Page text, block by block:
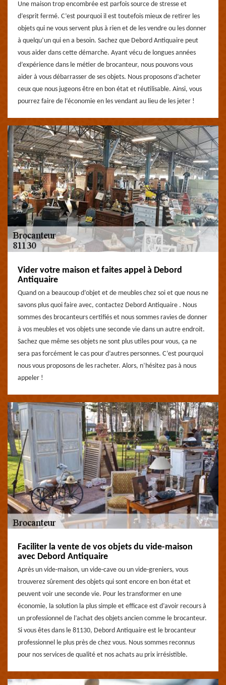
Une maison trop encombrée est parfois source de stresse et
d’esprit fermé. C’est pourquoi il est toutefois mieux de retirer les
objets qui ne vous servent plus à rien et de les vendre ou les donner
à quelqu’un qui en a besoin. Sachez que Debord Antiquaire peut
vous aider dans cette démarche. Ayant vécu de longues années
d’expérience dans le métier de brocanteur, nous pouvons vous
aider à vous débarrasser de ses objets. Nous proposons d’acheter
ceux que nous jugeons être en bon état et réutilisable. Ainsi, vous
pourrez faire de l’économie en les vendant au lieu de les jeter !
Vider votre maison et faites appel à Debord
Antiquaire
Quand on a beaucoup d’objet et de meubles chez soi et que nous ne
savons plus quoi faire avec, contactez Debord Antiquaire . Nous
sommes des brocanteurs certifiés et nous sommes ravies de donner
à vos meubles et vos objets une seconde vie dans un autre endroit.
Sachez que même ses objets ne sont plus utiles pour vous, ça ne
sera pas forcément le cas pour d’autres personnes. C’est pourquoi
nous vous proposons de les racheter. Alors, n’hésitez pas à nous
appeler !
Faciliter la vente de vos objets du vide-maison
avec Debord Antiquaire
Après un vide-maison, un vide-cave ou un vide-greniers, vous
trouverez sûrement des objets qui sont encore en bon état et
peuvent voir une seconde vie. Pour les transformer en une
économie, la solution la plus simple et efficace est d’avoir recours à
un professionnel de l’achat des objets ancien comme le brocanteur.
Si vous êtes dans le 81130, Debord Antiquaire est le brocanteur
professionnel le plus près de chez vous. Nous sommes reconnus
pour nos services de qualité et nos achats au prix irrésistible.